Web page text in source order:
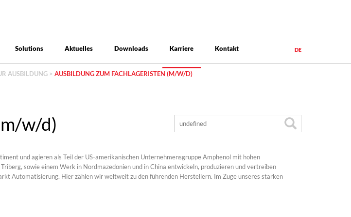
Solutions Aktuelles Downloads Karriere Kontakt DE
AUSBILDUNG > AUSBILDUNG ZUM FACHLAGERISTEN (M/W/D)
w/d)
und agieren als Teil der US-amerikanischen Unternehmensgruppe Amphenol mit hohen
sowie einem Werk in Nordmazedonien und in China entwickeln, produzieren und vertreiben
Automatisierung. Hier zählen wir weltweit zu den führenden Herstellern. Im Zuge unseres starken